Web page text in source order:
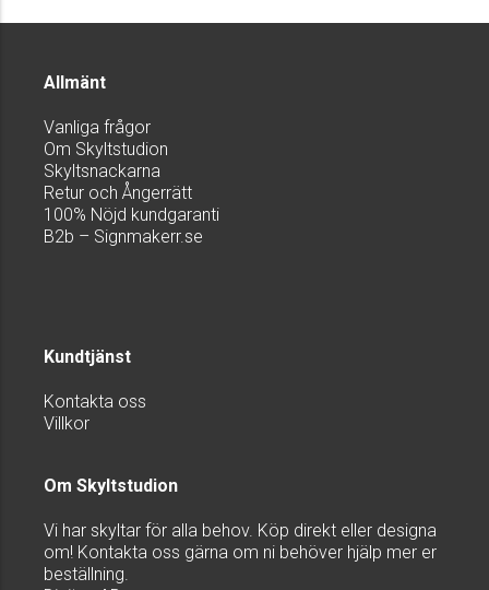
Allmänt
Vanliga frågor
Om Skyltstudion
Skyltsnackarna
Retur och Ångerrätt
100% Nöjd kundgaranti
B2b – Signmakerr.se
Kundtjänst
Kontakta oss
Villkor
Om Skyltstudion
Vi har skyltar för alla behov. Köp direkt eller designa
om! Kontakta oss gärna om ni behöver hjälp mer er
beställning.